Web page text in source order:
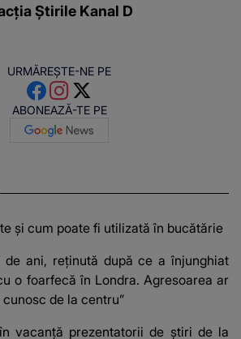
Știrile Kanal D
URMĂREȘTE-NE PE
ABONEAZĂ-TE PE
și cum poate fi utilizată în bucătărie
de ani, reținută după ce a înjunghiat
o foarfecă în Londra. Agresoarea ar
de la centru”
vacanță prezentatorii de știri de la